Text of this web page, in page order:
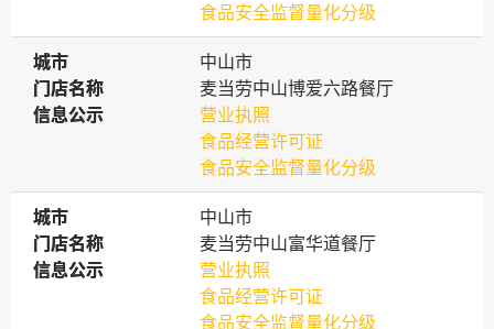
食品安全监督量化分级
城市
城市
中山市
门店名称
门店名称
麦当劳中山博爱六路餐厅
信息公示
信息公示
营业执照
食品经营许可证
食品安全监督量化分级
城市
城市
中山市
门店名称
门店名称
麦当劳中山富华道餐厅
信息公示
信息公示
营业执照
食品经营许可证
食品安全监督量化分级